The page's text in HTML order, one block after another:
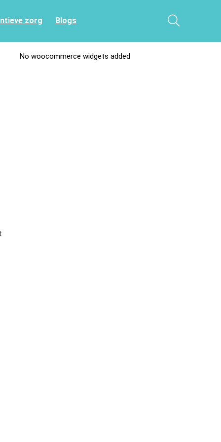
zorg Blogs
No woocommerce widgets added